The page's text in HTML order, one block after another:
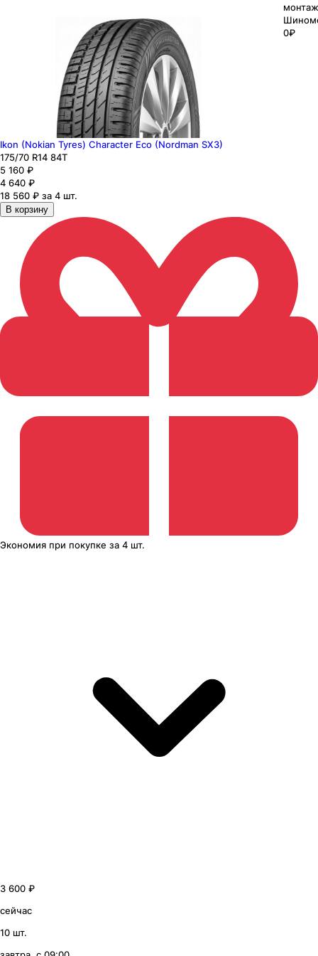
0₽
Ikon (Nokian Tyres) Character Eco (Nordman SX3)
175/70 R14 84T
5 160 ₽
4 640 ₽
18 560 ₽ за 4 шт.
В корзину
Экономия при покупке за 4 шт.
3 600 ₽
сейчас
10 шт.